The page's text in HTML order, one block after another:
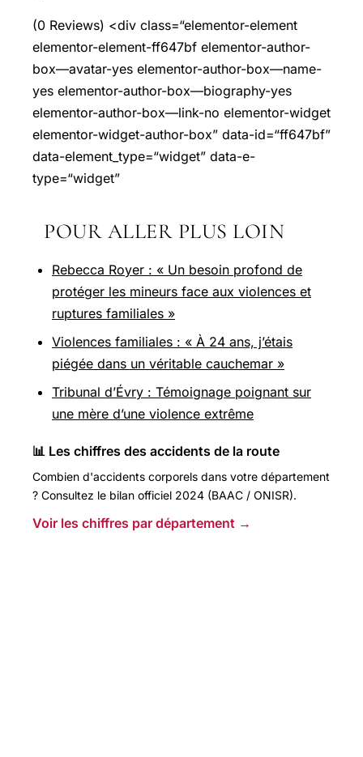
(0 Reviews) <div class=“elementor-element
elementor-element-ff647bf elementor-author-
box—avatar-yes elementor-author-box—name-
yes elementor-author-box—biography-yes
elementor-author-box—link-no elementor-widget
elementor-widget-author-box” data-id=“ff647bf”
data-element_type=“widget” data-e-
type=“widget”
POUR ALLER PLUS LOIN
Rebecca Royer : « Un besoin profond de
protéger les mineurs face aux violences et
ruptures familiales »
Violences familiales : « À 24 ans, j’étais
piégée dans un véritable cauchemar »
Tribunal d’Évry : Témoignage poignant sur
une mère d’une violence extrême
📊 Les chiffres des accidents de la route
Combien d'accidents corporels dans votre département
? Consultez le bilan officiel 2024 (BAAC / ONISR).
Voir les chiffres par département →